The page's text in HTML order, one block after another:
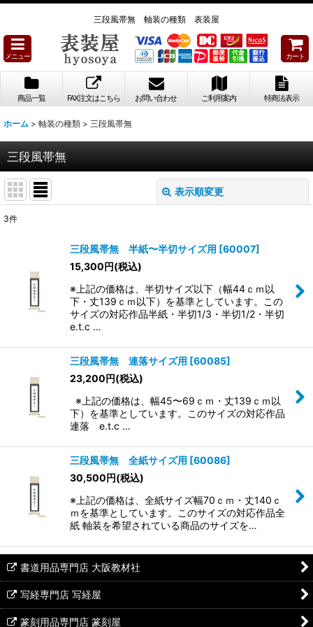
三段風帯無 軸装の種類 表装屋
メニュー カート
商品一覧 FAX注文はこちら お問い合わせ ご利用案内 特商法表示
ホーム > 軸装の種類 > 三段風帯無
三段風帯無
表示順変更
並び順
絞り込む
3件
三段風帯無 半紙〜半切サイズ用 [60007]
15,300円(税込)
※上記の価格は、半切サイズ以下（幅44ｃｍ以
下・丈139ｃｍ以下）を基準としています。この
サイズの対応作品半紙・半切1/3・半切1/2・半切
e.t.c …
三段風帯無 連落サイズ用 [60085]
23,200円(税込)
※上記の価格は、幅45〜69ｃｍ・丈139ｃｍ以
下）を基準としています。このサイズの対応作品
連落 e.t.c …
三段風帯無 全紙サイズ用 [60086]
30,500円(税込)
※上記の価格は、全紙サイズ幅70ｃｍ・丈140ｃ
ｍを基準としています。このサイズの対応作品全
紙 軸装を希望されている商品のサイズを…
書道用品専門店 大阪教材社
写経専門店 写経屋
篆刻用品専門店 篆刻屋